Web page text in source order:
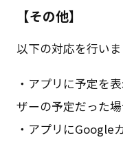
【その他】
以下の対応を行いま
・アプリに予定を
ザーの予定だった
・アプリにGoogle